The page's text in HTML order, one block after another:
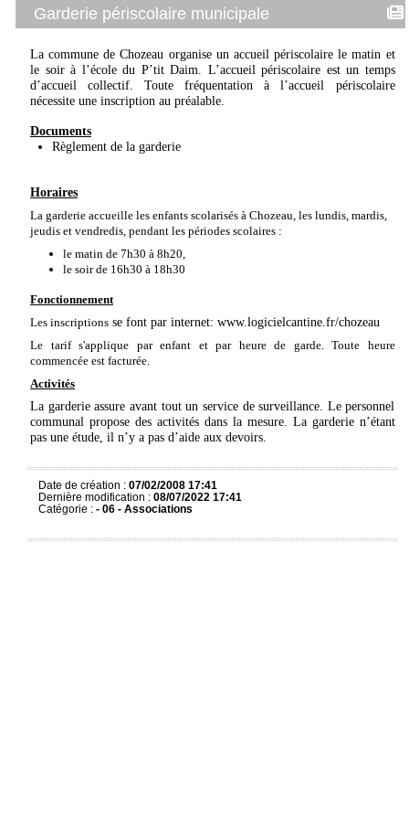
Garderie périscolaire municipale
Lacommune de Chozeau organise un accueil périscolaire le matin et
le soir à l’école du P’tit Daim. L’accueil périscolaire est un temps
d’accueil collectif. Toute fréquentation à l’accueil périscolaire
nécessite une inscription au préalable.
Documents
Règlement de la garderie
Horaires
La garderie accueille les enfants scolarisés à Chozeau, les lundis, mardis,
jeudis et vendredis, pendant les périodes scolaires :
le matin de 7h30 à 8h20,
le soir de 16h30 à 18h30
Fonctionnement
Les inscriptions se font par internet: www.logicielcantine.fr/chozeau
Le tarif s'applique par enfant et par heure de garde. Toute heure
commencée est facturée.
Activités
La garderie assure avant tout un service de surveillance. Le personnel
communal propose des activités dans la mesure. La garderie n’étant
pas une étude, il n’y a pas d’aide aux devoirs.
Date de création : 07/02/2008 17:41
Dernière modification : 08/07/2022 17:41
Catégorie : - 06 - Associations